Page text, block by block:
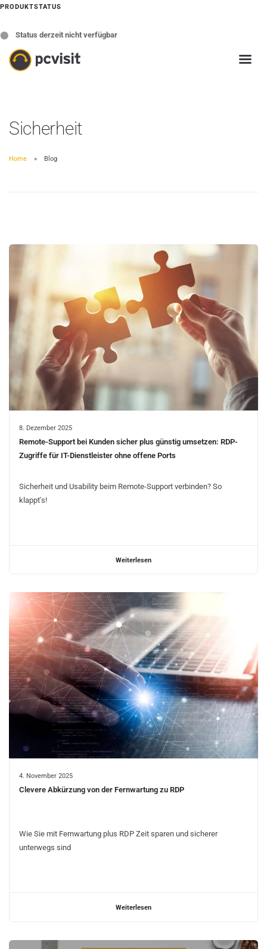
PRODUKTSTATUS
⬤ Status derzeit nicht verfügbar
Sicherheit
Home Blog
8. Dezember 2025
Remote-Support bei Kunden sicher plus günstig umsetzen: RDP-
Zugriffe für IT-Dienstleister ohne offene Ports
Sicherheit und Usability beim Remote-Support verbinden? So
klappt's!
Weiterlesen
4. November 2025
Clevere Abkürzung von der Fernwartung zu RDP
Wie Sie mit Fernwartung plus RDP Zeit sparen und sicherer
unterwegs sind
Weiterlesen